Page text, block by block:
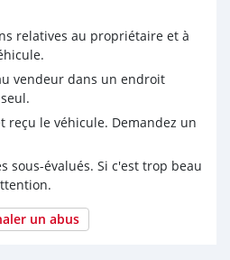
relatives au propriétaire et à
vendeur dans un endroit
reçu le véhicule. Demandez un
sous-évalués. Si c'est trop beau
un abus